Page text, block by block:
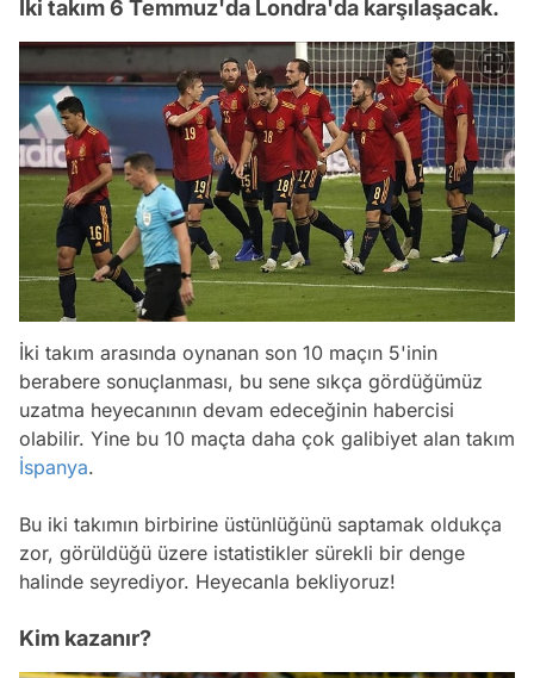
İki takım 6 Temmuz'da Londra'da karşılaşacak.
İki takım arasında oynanan son 10 maçın 5'inin
berabere sonuçlanması, bu sene sıkça gördüğümüz
uzatma heyecanının devam edeceğinin habercisi
olabilir. Yine bu 10 maçta daha çok galibiyet alan takım
İspanya.
Bu iki takımın birbirine üstünlüğünü saptamak oldukça
zor, görüldüğü üzere istatistikler sürekli bir denge
halinde seyrediyor. Heyecanla bekliyoruz!
Kim kazanır?